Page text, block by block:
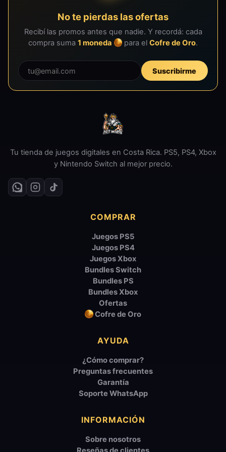
No te pierdas las ofertas
Recibí las promos antes que nadie. Y recordá: cada
compra suma 1 moneda para elCofre de Oro.
Suscribirme
Tu tienda de juegos digitales en Costa Rica. PS5, PS4, Xbox
y Nintendo Switch al mejor precio.
COMPRAR
Juegos PS5
Juegos PS4
Juegos Xbox
Bundles Switch
Bundles PS
Bundles Xbox
Ofertas
Cofre de Oro
AYUDA
¿Cómo comprar?
Preguntas frecuentes
Garantía
Soporte WhatsApp
INFORMACIÓN
Sobre nosotros